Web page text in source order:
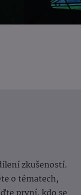
zkušeností.
o tématech,